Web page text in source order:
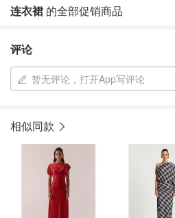
连衣裙 的全部促销商品
评论
暂无评论，打开App写评论
相似同款